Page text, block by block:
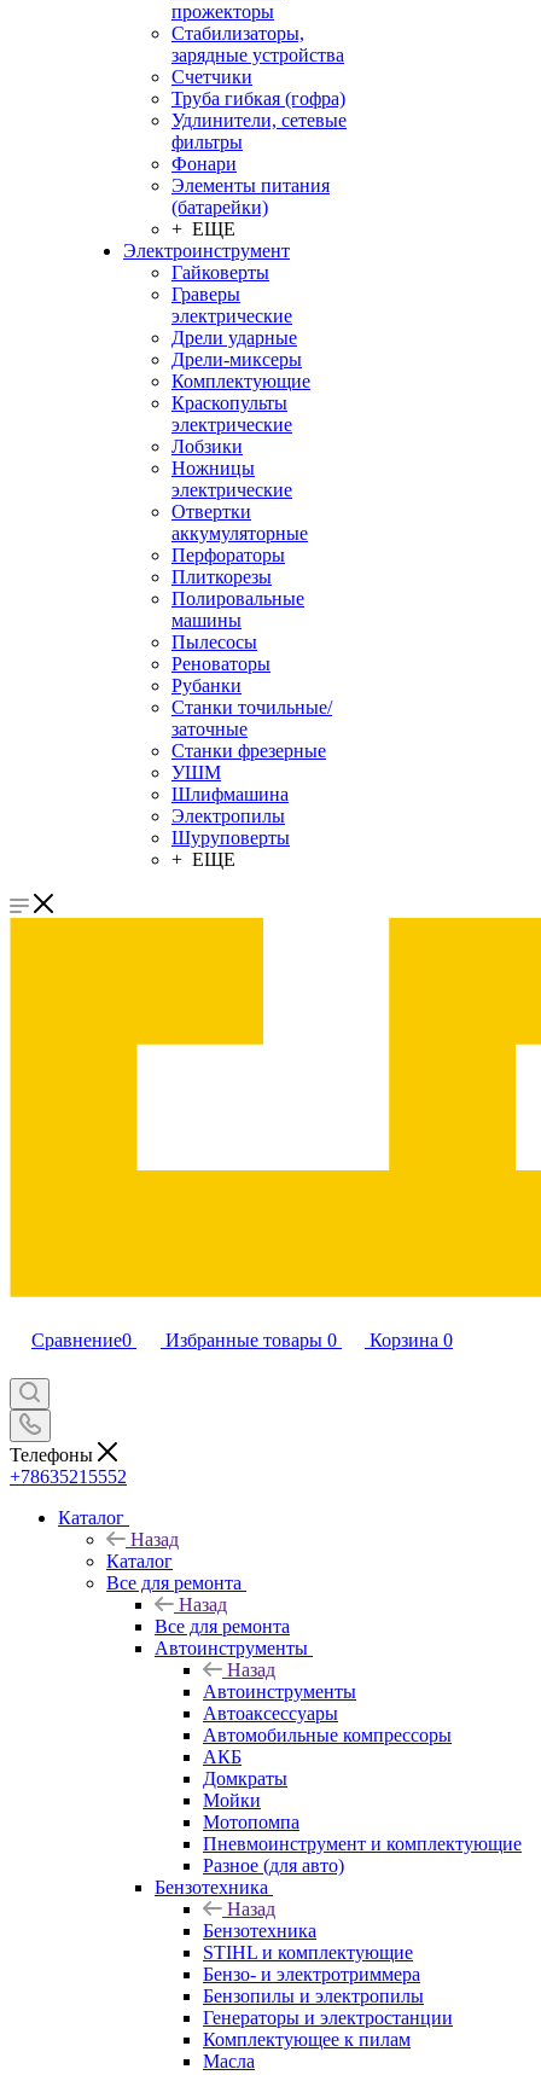
прожекторы
Стабилизаторы,
зарядные устройства
Счетчики
Труба гибкая (гофра)
Удлинители, сетевые
фильтры
Фонари
Элементы питания
(батарейки)
+ ЕЩЕ
Электроинструмент
Гайковерты
Граверы
электрические
Дрели ударные
Дрели-миксеры
Комплектующие
Краскопульты
электрические
Лобзики
Ножницы
электрические
Отвертки
аккумуляторные
Перфораторы
Плиткорезы
Полировальные
машины
Пылесосы
Реноваторы
Рубанки
Станки точильные/
заточные
Станки фрезерные
УШМ
Шлифмашина
Электропилы
Шуруповерты
+ ЕЩЕ
Сравнение0 Избранные товары 0 Корзина 0
Телефоны
+78635215552
Каталог
Назад
Каталог
Все для ремонта
Назад
Все для ремонта
Автоинструменты
Назад
Автоинструменты
Автоаксессуары
Автомобильные компрессоры
АКБ
Домкраты
Мойки
Мотопомпа
Пневмоинструмент и комплектующие
Разное (для авто)
Бензотехника
Назад
Бензотехника
STIHL и комплектующие
Бензо- и электротриммера
Бензопилы и электропилы
Генераторы и электростанции
Комплектующее к пилам
Масла